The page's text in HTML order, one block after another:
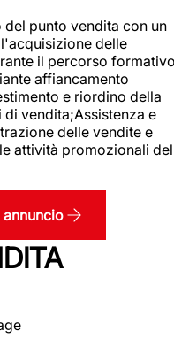
punto vendita con un
delle
il percorso
affiancamento
e riordino della
vendita;Assistenza e
delle vendite e
attività promozionali del